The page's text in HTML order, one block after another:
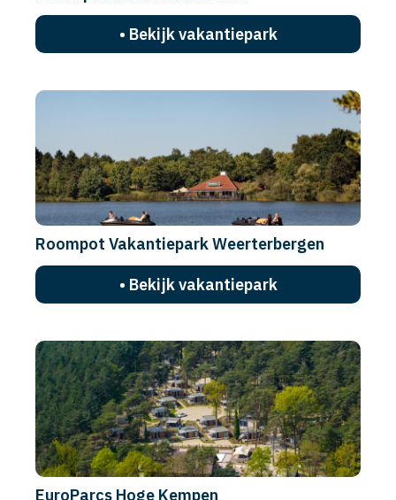
Buitenplaats De Mechelerhof
Roompot Vakantiepark Weerterbergen